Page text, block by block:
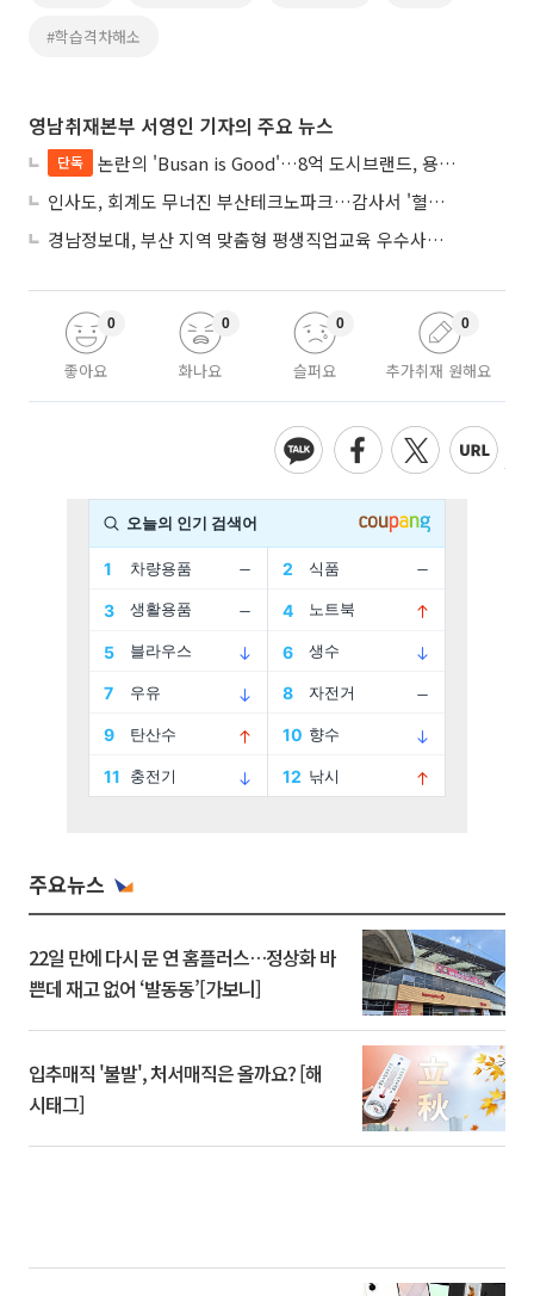
#학습격차해소
영남취재본부 서영인 기자의 주요 뉴스
단독
논란의 'Busan is Good'…8억 도시브랜드, 용산 대통령실 CI 업체가 수행
인사도, 회계도 무너진 부산테크노파크…감사서 '혈세 유용·인사 뒤집기' 적발
경남정보대, 부산 지역 맞춤형 평생직업교육 우수사례로 혁신 주도
좋아요
0
화나요
0
슬퍼요
0
추가취재 원해요
0
주요뉴스
22일 만에 다시 문 연 홈플러스…정상화 바
쁜데 재고 없어 ‘발동동’[가보니]
입추매직 '불발', 처서매직은 올까요? [해
시태그]